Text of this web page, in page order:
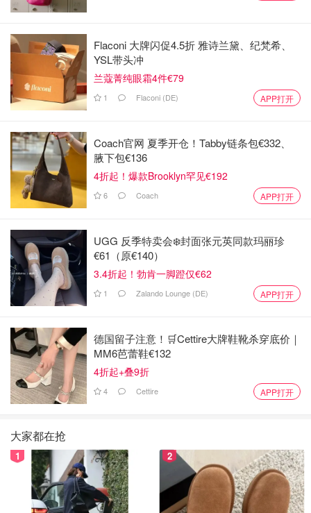
Flaconi 大牌闪促4.5折 雅诗兰黛、纪梵希、
YSL带头冲
兰蔻菁纯眼霜4件€79
1 Flaconi (DE) APP打开
Coach官网 夏季开仓！Tabby链条包€332、
腋下包€136
4折起！爆款Brooklyn罕见€192
6 Coach APP打开
UGG 反季特卖会❄️封面张元英同款玛丽珍
€61（原€140）
3.4折起！勃肯一脚蹬仅€62
1 Zalando Lounge (DE) APP打开
德国留子注意！🛒Cettire大牌鞋靴杀穿底价｜
MM6芭蕾鞋€132
4折起+叠9折
4 Cettire APP打开
大家都在抢
1 2